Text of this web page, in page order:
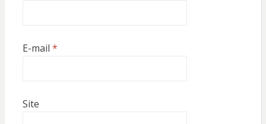
E-mail *
Site